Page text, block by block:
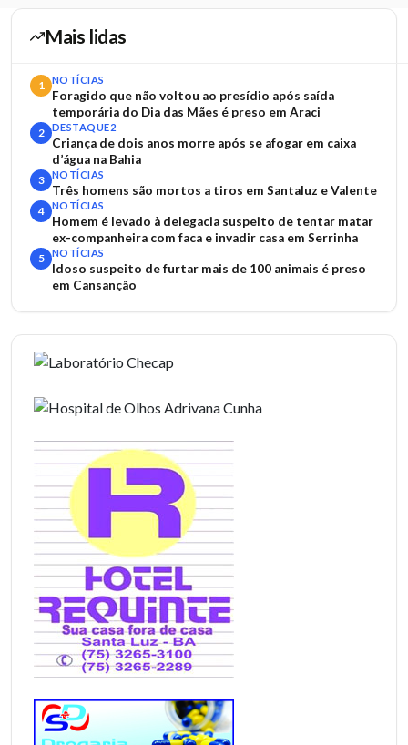
Mais lidas
1 NOTÍCIAS
Foragido que não voltou ao presídio após saída
temporária do Dia das Mães é preso em Araci
2 DESTAQUE2
Criança de dois anos morre após se afogar em caixa
d’água na Bahia
3 NOTÍCIAS
Três homens são mortos a tiros em Santaluz e Valente
4 NOTÍCIAS
Homem é levado à delegacia suspeito de tentar matar
ex-companheira com faca e invadir casa em Serrinha
5 NOTÍCIAS
Idoso suspeito de furtar mais de 100 animais é preso
em Cansanção